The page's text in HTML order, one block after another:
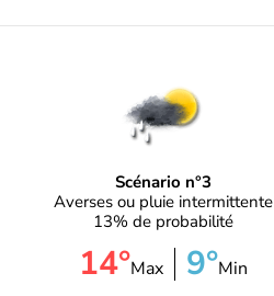
Scénario n°3
Averses ou pluie intermittente
13% de probabilité
14°Max 9°Min